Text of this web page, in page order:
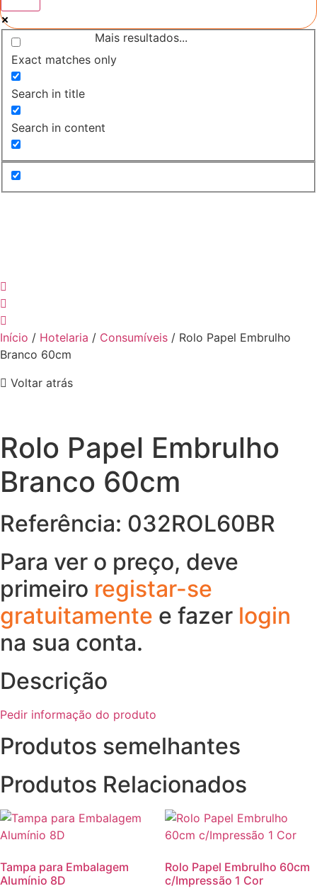
Mais resultados...
Exact matches only
Search in title
Search in content
Início / Hotelaria / Consumíveis / Rolo Papel Embrulho
Branco 60cm
Voltar atrás
Rolo Papel Embrulho
Branco 60cm
Referência: 032ROL60BR
Para ver o preço, deve
primeiro registar-se
gratuitamente e fazer login
na sua conta.
Descrição
Pedir informação do produto
Produtos semelhantes
Produtos Relacionados
Tampa para Embalagem
Alumínio 8D
Rolo Papel Embrulho 60cm
c/Impressão 1 Cor